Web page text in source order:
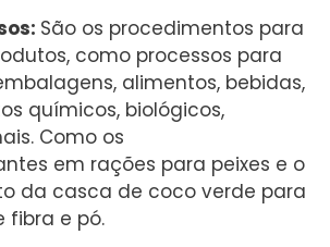
São os procedimentos para
como processos para
alimentos, bebidas,
químicos, biológicos,
Como os
em rações para peixes e o
da casca de coco verde para
fibra e pó.